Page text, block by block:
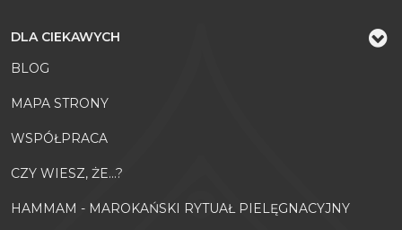
DLA CIEKAWYCH
BLOG
MAPA STRONY
WSPÓŁPRACA
CZY WIESZ, ŻE...?
HAMMAM - MAROKAŃSKI RYTUAŁ PIELĘGNACYJNY